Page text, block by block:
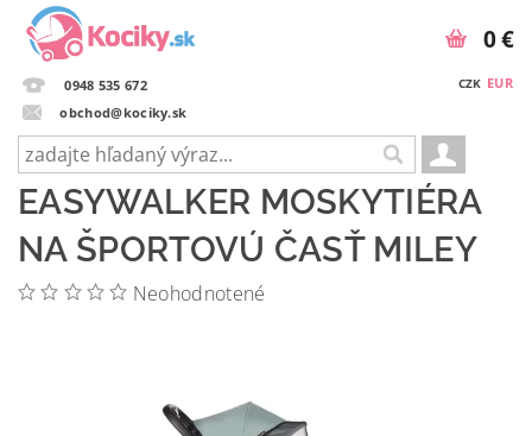
0948 535 672
obchod@kociky.sk
CZK EUR
0 €
EASYWALKER MOSKYTIÉRA
NA ŠPORTOVÚ ČASŤ MILEY
Neohodnotené